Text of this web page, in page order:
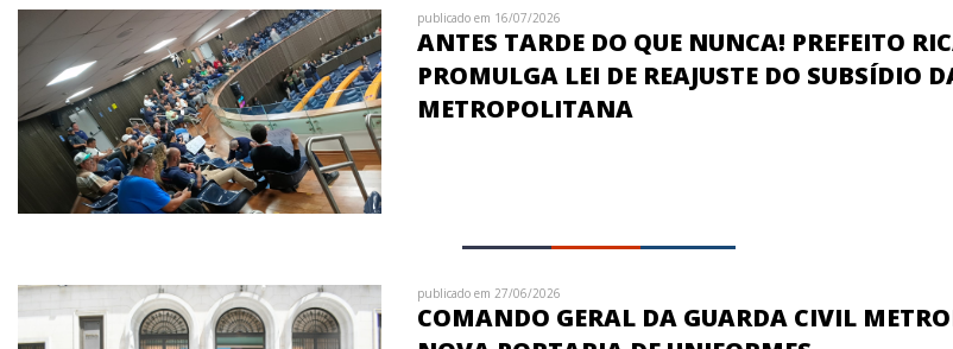
publicado em 16/07/2026
ANTES TARDE DO QUE NUNCA! PREFEITO
PROMULGA LEI DE REAJUSTE DO SUBSÍDIO
METROPOLITANA
publicado em 27/06/2026
COMANDO GERAL DA GUARDA CIVIL